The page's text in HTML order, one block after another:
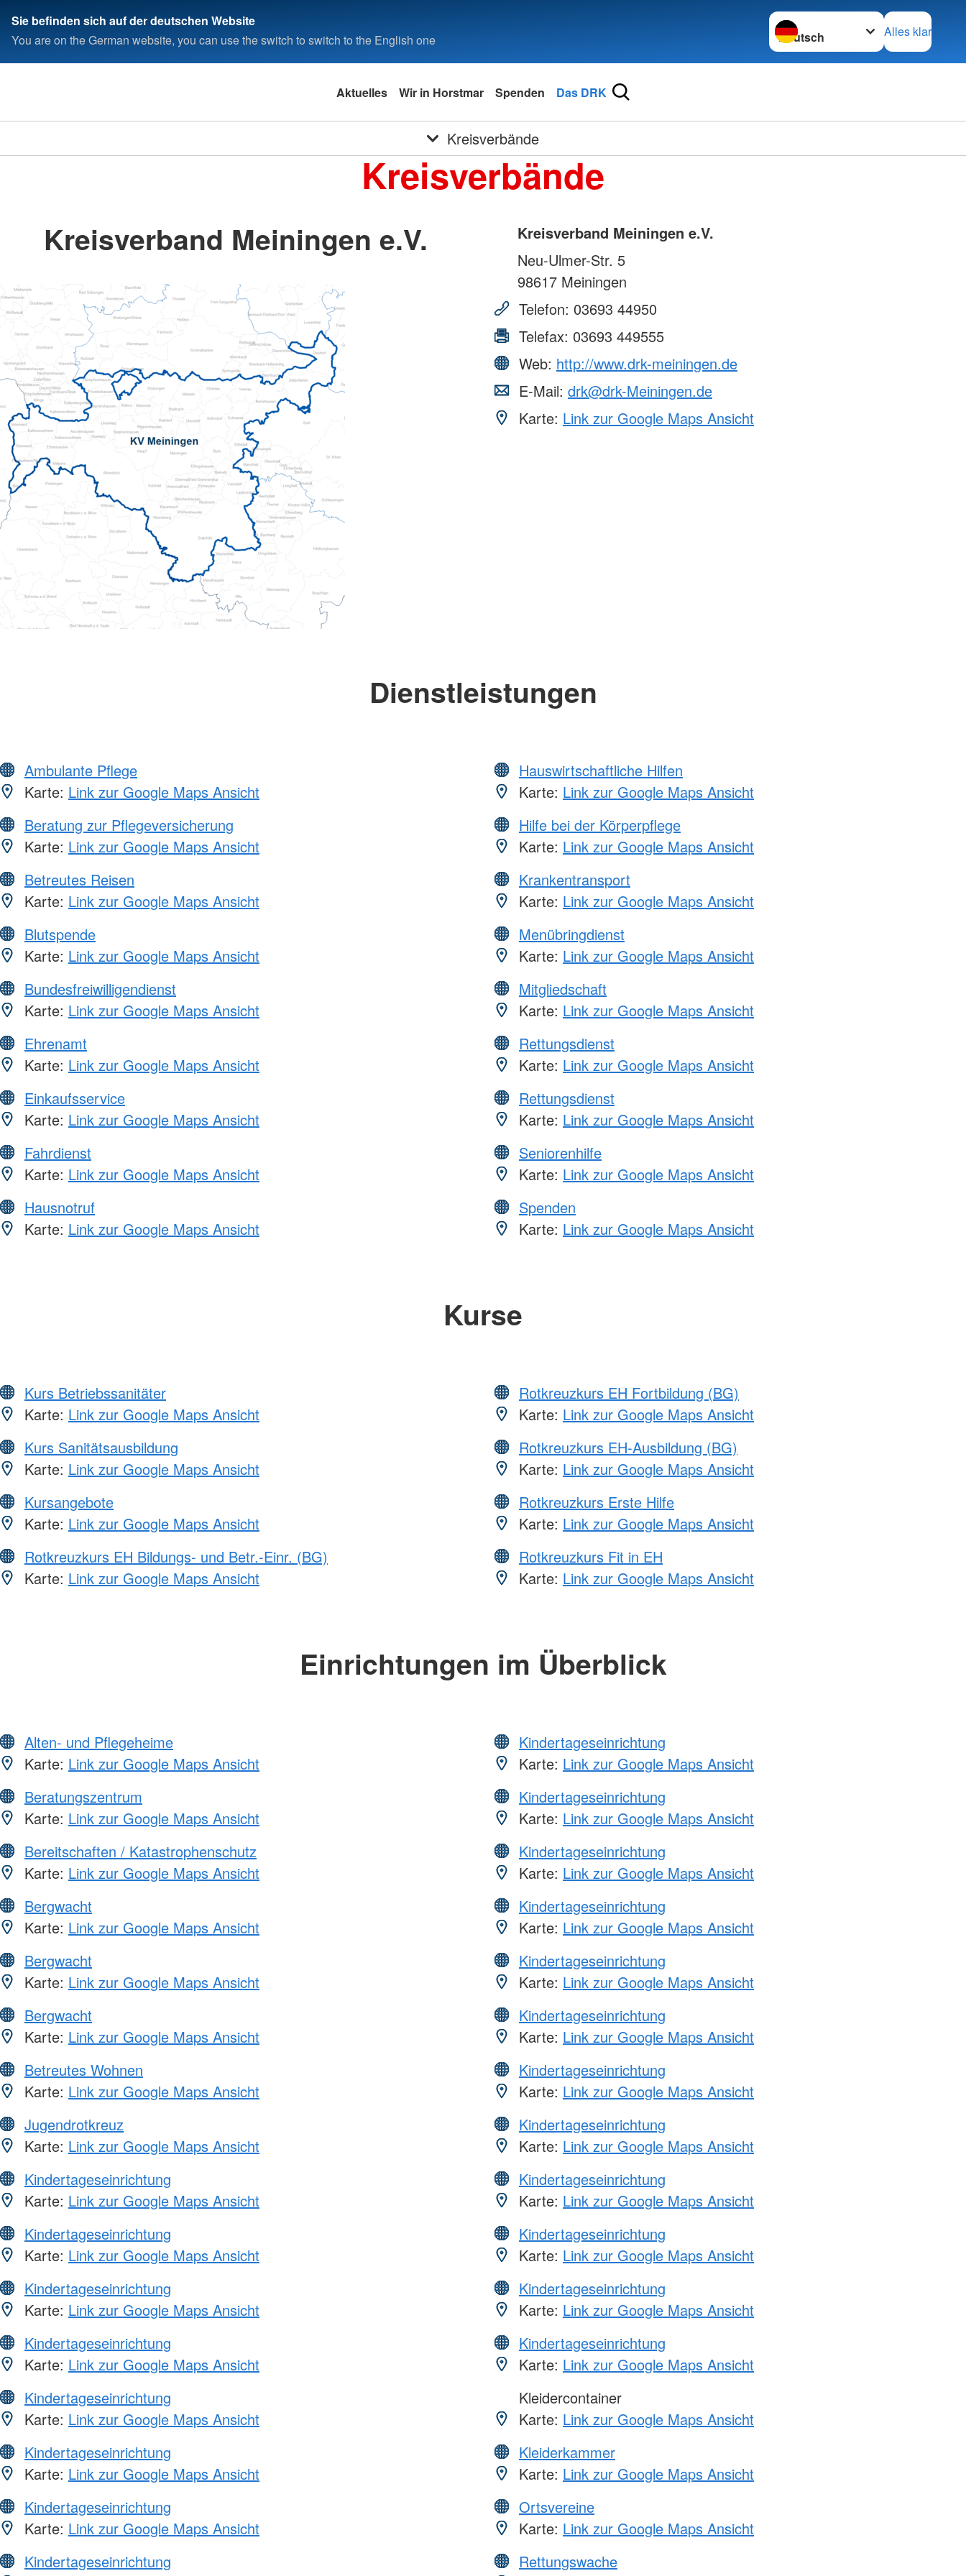
Sie befinden sich auf der deutschen Website
You are on the German website, you can use the switch to switch to the English one
Sprache wechseln zu
Alles klar
Aktuelles Wir in Horstmar Spenden Das DRK
Kreisverbände
Kreisverbände
Kreisverband Meiningen e.V.
Kreisverband Meiningen e.V.
Neu-Ulmer-Str. 5
98617 Meiningen
Telefon: 03693 44950
Telefax: 03693 449555
Web: http://www.drk-meiningen.de
E-Mail: drk@drk-Meiningen.de
Karte: Link zur Google Maps Ansicht
Dienstleistungen
Ambulante Pflege
Karte: Link zur Google Maps Ansicht
Beratung zur Pflegeversicherung
Karte: Link zur Google Maps Ansicht
Betreutes Reisen
Karte: Link zur Google Maps Ansicht
Blutspende
Karte: Link zur Google Maps Ansicht
Bundesfreiwilligendienst
Karte: Link zur Google Maps Ansicht
Ehrenamt
Karte: Link zur Google Maps Ansicht
Einkaufsservice
Karte: Link zur Google Maps Ansicht
Fahrdienst
Karte: Link zur Google Maps Ansicht
Hausnotruf
Karte: Link zur Google Maps Ansicht
Hauswirtschaftliche Hilfen
Karte: Link zur Google Maps Ansicht
Hilfe bei der Körperpflege
Karte: Link zur Google Maps Ansicht
Krankentransport
Karte: Link zur Google Maps Ansicht
Menübringdienst
Karte: Link zur Google Maps Ansicht
Mitgliedschaft
Karte: Link zur Google Maps Ansicht
Rettungsdienst
Karte: Link zur Google Maps Ansicht
Rettungsdienst
Karte: Link zur Google Maps Ansicht
Seniorenhilfe
Karte: Link zur Google Maps Ansicht
Spenden
Karte: Link zur Google Maps Ansicht
Kurse
Kurs Betriebssanitäter
Karte: Link zur Google Maps Ansicht
Kurs Sanitätsausbildung
Karte: Link zur Google Maps Ansicht
Kursangebote
Karte: Link zur Google Maps Ansicht
Rotkreuzkurs EH Bildungs- und Betr.-Einr. (BG)
Karte: Link zur Google Maps Ansicht
Rotkreuzkurs EH Fortbildung (BG)
Karte: Link zur Google Maps Ansicht
Rotkreuzkurs EH-Ausbildung (BG)
Karte: Link zur Google Maps Ansicht
Rotkreuzkurs Erste Hilfe
Karte: Link zur Google Maps Ansicht
Rotkreuzkurs Fit in EH
Karte: Link zur Google Maps Ansicht
Einrichtungen im Überblick
Alten- und Pflegeheime
Karte: Link zur Google Maps Ansicht
Beratungszentrum
Karte: Link zur Google Maps Ansicht
Bereitschaften / Katastrophenschutz
Karte: Link zur Google Maps Ansicht
Bergwacht
Karte: Link zur Google Maps Ansicht
Bergwacht
Karte: Link zur Google Maps Ansicht
Bergwacht
Karte: Link zur Google Maps Ansicht
Betreutes Wohnen
Karte: Link zur Google Maps Ansicht
Jugendrotkreuz
Karte: Link zur Google Maps Ansicht
Kindertageseinrichtung
Karte: Link zur Google Maps Ansicht
Kindertageseinrichtung
Karte: Link zur Google Maps Ansicht
Kindertageseinrichtung
Karte: Link zur Google Maps Ansicht
Kindertageseinrichtung
Karte: Link zur Google Maps Ansicht
Kindertageseinrichtung
Karte: Link zur Google Maps Ansicht
Kindertageseinrichtung
Karte: Link zur Google Maps Ansicht
Kindertageseinrichtung
Karte: Link zur Google Maps Ansicht
Kindertageseinrichtung
Kindertageseinrichtung
Karte: Link zur Google Maps Ansicht
Kindertageseinrichtung
Karte: Link zur Google Maps Ansicht
Kindertageseinrichtung
Karte: Link zur Google Maps Ansicht
Kindertageseinrichtung
Karte: Link zur Google Maps Ansicht
Kindertageseinrichtung
Karte: Link zur Google Maps Ansicht
Kindertageseinrichtung
Karte: Link zur Google Maps Ansicht
Kindertageseinrichtung
Karte: Link zur Google Maps Ansicht
Kindertageseinrichtung
Karte: Link zur Google Maps Ansicht
Kindertageseinrichtung
Karte: Link zur Google Maps Ansicht
Kindertageseinrichtung
Karte: Link zur Google Maps Ansicht
Kindertageseinrichtung
Karte: Link zur Google Maps Ansicht
Kindertageseinrichtung
Karte: Link zur Google Maps Ansicht
Kleidercontainer
Karte: Link zur Google Maps Ansicht
Kleiderkammer
Karte: Link zur Google Maps Ansicht
Ortsvereine
Karte: Link zur Google Maps Ansicht
Rettungswache